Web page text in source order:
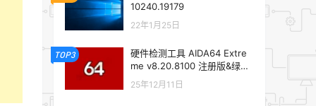
10240.19179
22年1月25日
TOP3
硬件检测工具 AIDA64 Extre
me v8.20.8100 注册版&绿色
25年12月11日